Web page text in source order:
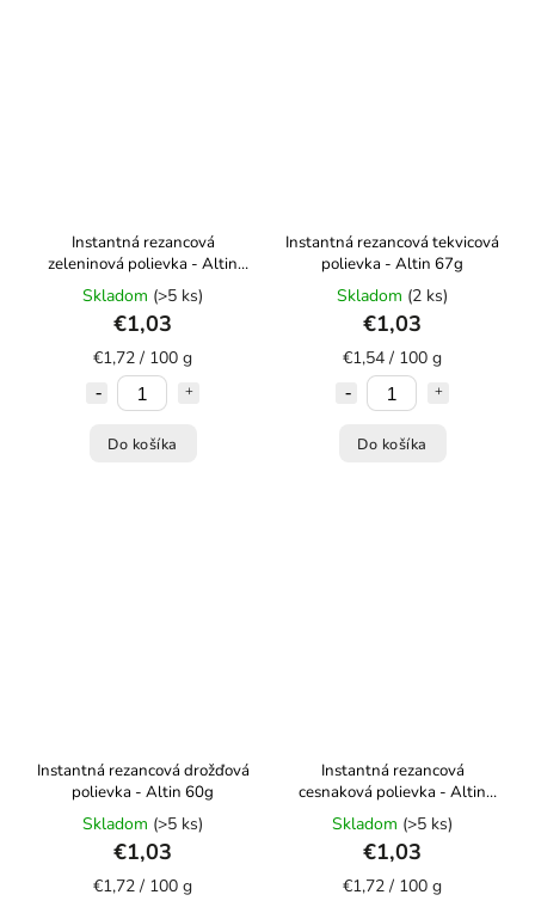
Instantná rezancová
zeleninová polievka - Altin
60g
Skladom (>5 ks)
€1,03
€1,72 / 100 g
Do košíka
Instantná rezancová tekvicová
polievka - Altin 67g
Skladom (2 ks)
€1,03
€1,54 / 100 g
Do košíka
Instantná rezancová drožďová
polievka - Altin 60g
Skladom (>5 ks)
€1,03
€1,72 / 100 g
Instantná rezancová
cesnaková polievka - Altin
60g
Skladom (>5 ks)
€1,03
€1,72 / 100 g